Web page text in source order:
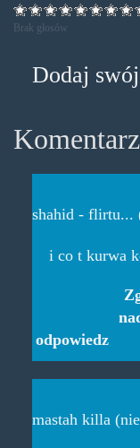
Brak głosów
Dodaj
shahid - flirtu...
i co t kurwa
odpowiedz
mastah killa